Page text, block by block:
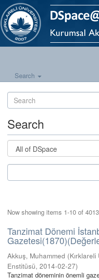
Search
Search
Now showing items 1-10 of 4013
Tanzimat Dönemi
Akkuş, Muhammed (
Enstitüsü, 2014-02-27)
Tanzimat döneminin önemli